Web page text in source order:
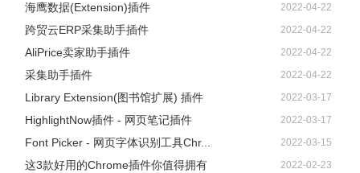
海鹰数据(Extension)插件 2022-04-22
跨贸云ERP采集助手插件 2022-04-22
AliPrice卖家助手插件 2022-04-22
采集助手插件 2022-04-22
Library Extension(图书馆扩展) 插件 2022-03-17
HighlightNow插件 - 网页笔记插件 2022-03-17
Font Picker - 网页字体识别工具Chr... 2022-03-15
这3款好用的Chrome插件你值得拥有 2022-02-23